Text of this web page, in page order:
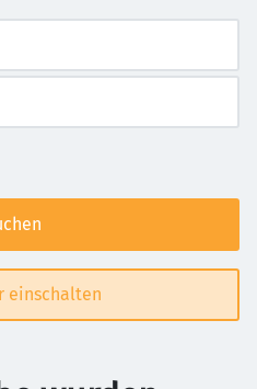
einschalten